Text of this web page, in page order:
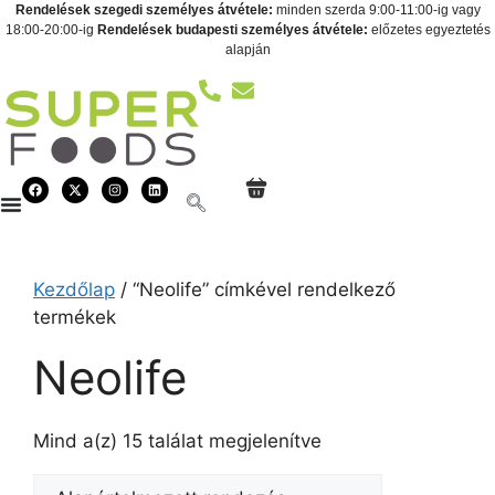
Rendelések szegedi személyes átvétele: minden szerda 9:00-11:00-ig vagy
18:00-20:00-ig Rendelések budapesti személyes átvétele: előzetes egyeztetés
alapján
Kezdőlap / “Neolife” címkével rendelkező
termékek
Neolife
Mind a(z) 15 találat megjelenítve